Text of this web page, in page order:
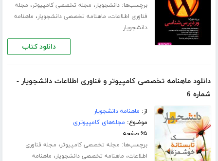
برچسب‌ها:دانشجویار، مجله تخصصی کامپیوتر، مجله
فناوری اطلاعات، ماهنامه تخصصی دانشجویار، ماهنامه
دانشجویار
دانلود کتاب
دانلود ماهنامه تخصصی کامپیوتر و فناوری اطلاعات دانشجویار -
شماره 6
از: ماهنامه دانشجویار
موضوع: مجله‌های کامپیوتری
۶۵ صفحه
برچسب‌ها: مجله تخصصی کامپیوتر، مجله فناوری
اطلاعات، ماهنامه تخصصی دانشجویار، ماهنامه